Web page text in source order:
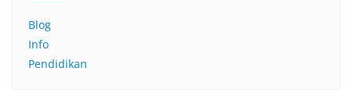
Blog
Info
Pendidikan